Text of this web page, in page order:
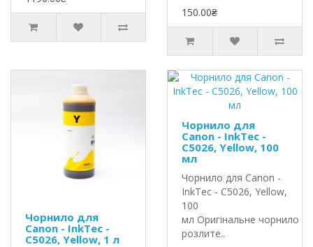
150.00₴
Чорнило для
Canon - InkTec -
C5026, Yellow, 1 л
Чорнило для
Canon - InkTec -
C5026, Yellow, 100
мл
Чорнило для Canon -
InkTec - C5026, Yellow,
100
мл Оригінальне чорнило
розлите..